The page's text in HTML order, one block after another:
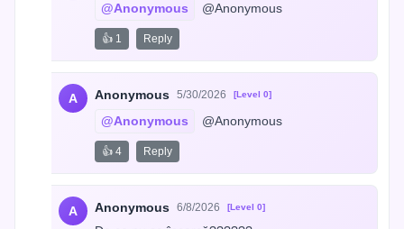
@Anonymous @Anonymous
👍 1 Reply
A Anonymous 5/30/2026 [Level 0]
@Anonymous @Anonymous
👍 4 Reply
A Anonymous 6/8/2026 [Level 0]